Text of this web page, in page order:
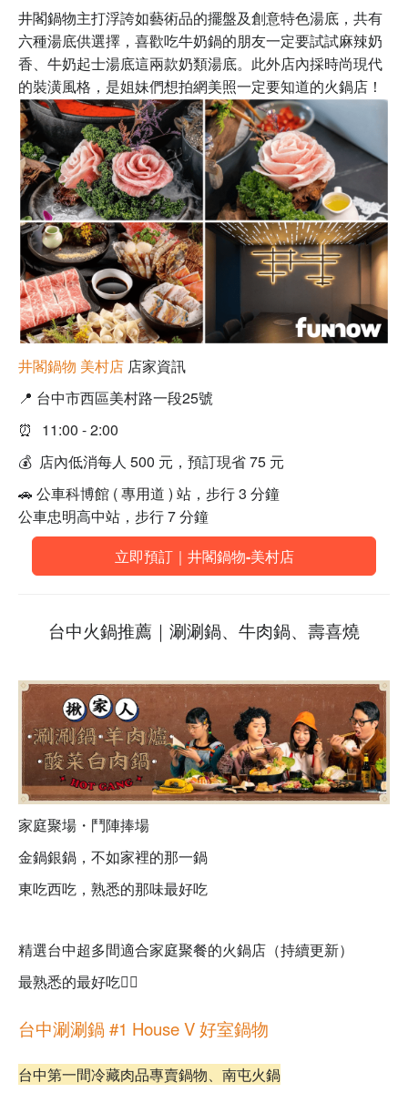
井閣鍋物主打浮誇如藝術品的擺盤及創意特色湯底，共有
六種湯底供選擇，喜歡吃牛奶鍋的朋友一定要試試麻辣奶
香、牛奶起士湯底這兩款奶類湯底。此外店內採時尚現代
的裝潢風格，是姐妹們想拍網美照一定要知道的火鍋店！
井閣鍋物 美村店 店家資訊
📍 台中市西區美村路一段25號
⏰
11:00 - 2:00
💰 店內低消每人 500 元，預訂現省 75 元
🚗 公車科博館 ( 專用道 ) 站，步行 3 分鐘
公車忠明高中站，步行 7 分鐘
立即預訂｜井閣鍋物-美村店
台中火鍋推薦｜涮涮鍋、牛肉鍋、壽喜燒
家庭聚場・鬥陣捧場
金鍋銀鍋，不如家裡的那一鍋
東吃西吃，熟悉的那味最好吃
精選台中超多間適合家庭聚餐的火鍋店（持續更新）
最熟悉的最好吃👇🏻
台中涮涮鍋 #1 House V 好室鍋物
台中第一間冷藏肉品專賣鍋物、南屯火鍋